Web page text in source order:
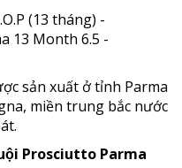
sản xuất ở tỉnh Parma
miền trung bắc nước
Prosciutto Parma